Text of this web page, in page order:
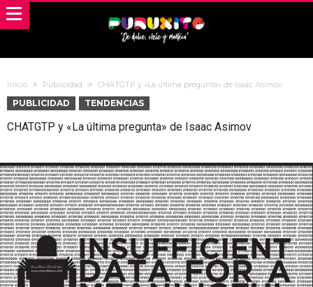
Inicio Publicidad CHATGTP y «La última pregunta» de Isaac Asimov
PUBLICIDAD TENDENCIAS
CHATGTP y «La última pregunta» de Isaac Asimov